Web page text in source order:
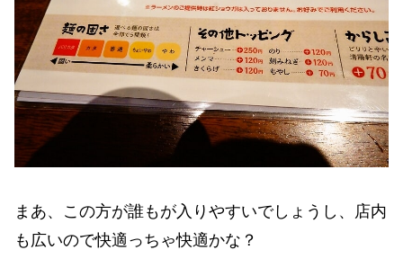
まあ、この方が誰もが入りやすいでしょうし、店内
も広いので快適っちゃ快適かな？